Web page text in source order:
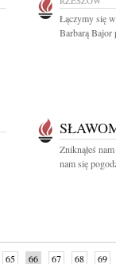
Łączymy się
Barbarą Bajor
Zniknąłeś
nam się
65 66 67 68 69